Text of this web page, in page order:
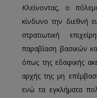
Κλείνοντας, ο
κίνδυνο την διεθνή
στρατιωτική
παραβίαση βασικών
όπως της εδαφικής
αρχής της μη
ενώ τα εγκλήματα